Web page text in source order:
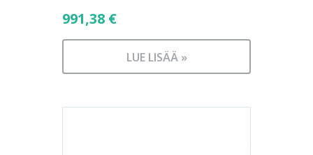
991,38 €
LUE LISÄÄ »